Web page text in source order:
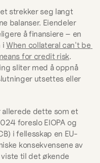
strekker seg langt
balanser. Eiendeler
å finansiere – en
i When collateral can't be
for credit risk.
sliter med å oppnå
utsettes eller
dette som et
foreslo EIOPA og
i fellesskap en EU-
konsekvensene av
til det økende